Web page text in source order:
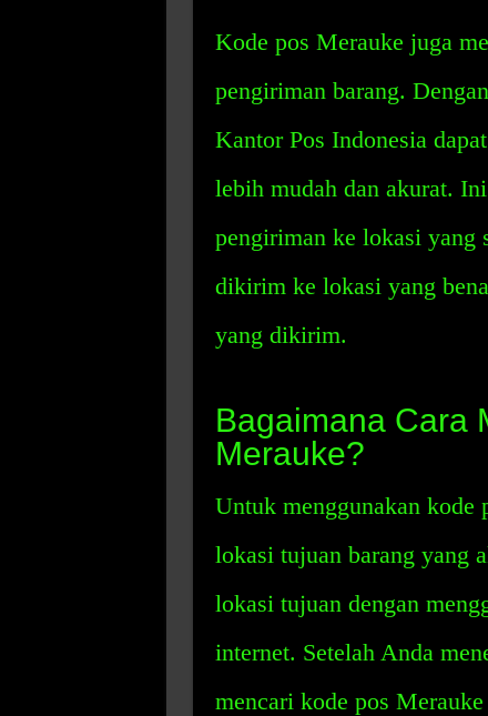
Kode pos Merauke juga
pengiriman barang.
Kantor Pos Indonesia
lebih mudah dan akurat.
pengiriman ke lokasi yang
dikirim ke lokasi yang
yang dikirim.
Bagaimana Cara
Merauke?
Untuk menggunakan kode
lokasi tujuan barang yang
lokasi tujuan dengan
internet. Setelah Anda
mencari kode pos